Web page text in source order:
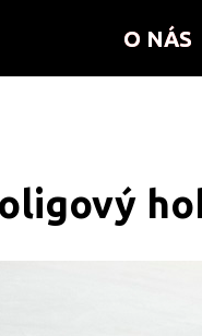
O NÁS
O NÁS